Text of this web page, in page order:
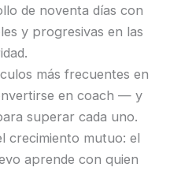
de noventa días con
y progresivas en las
más frecuentes en
en coach — y
superar cada uno.
crecimiento mutuo: el
aprende con quien